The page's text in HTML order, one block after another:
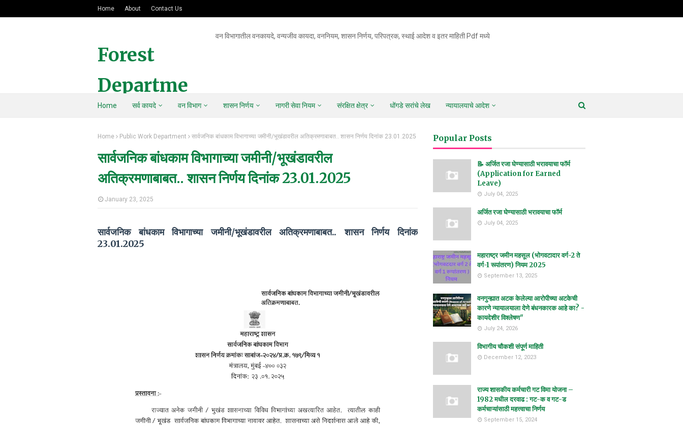
Home About Contact Us
Forest
Departme
nt Of
Maharasht
ra
वन विभागातील वनकायदे, वन्यजीव कायदा, वननियम, शासन निर्णय, परिपत्रक, स्थाई आदेश व इतर माहिती Pdf मध्ये
Home सर्व कायदे वन विभाग शासन निर्णय नागरी सेवा नियम संरक्षित क्षेत्र धोंगडे सरांचे लेख न्यायालयाचे आदेश
Home Public Work Department सार्वजनिक बांधकाम विभागाच्या जमीनी/भूखंडावरील अतिक्रमणाबाबत.. शासन निर्णय दिनांक 23.01.2025
सार्वजनिक बांधकाम विभागाच्या जमीनी/भूखंडावरील
अतिक्रमणाबाबत.. शासन निर्णय दिनांक 23.01.2025
January 23, 2025
सार्वजनिक बांधकाम विभागाच्या जमीनी/भूखंडावरील अतिक्रमणाबाबत.. शासन निर्णय दिनांक
23.01.2025
Popular Posts
📝 अर्जित रजा घेण्यासाठी भरावयाचा फॉर्म
(Application for Earned
Leave)
July 04, 2025
अर्जित रजा घेण्यासाठी भरावयाचा फॉर्म
July 04, 2025
महाराष्ट्र जमीन महसूल (भोगवटादार वर्ग-2 ते
वर्ग-1 रूपांतरण) नियम 2025
September 13, 2025
वनगुन्ह्यात अटक केलेल्या आरोपीच्या अटकेची
कारणे न्यायालयाला देणे बंधनकारक आहे का? -
कायदेशीर विश्लेषण"
July 24, 2026
विभागीय चौकशी संपूर्ण माहिती
December 12, 2023
राज्य शासकीय कर्मचारी गट विमा योजना –
1982 मधील दरवाढ : गट-क व गट-ड
कर्मचाऱ्यांसाठी महत्त्वाचा निर्णय
September 15, 2024